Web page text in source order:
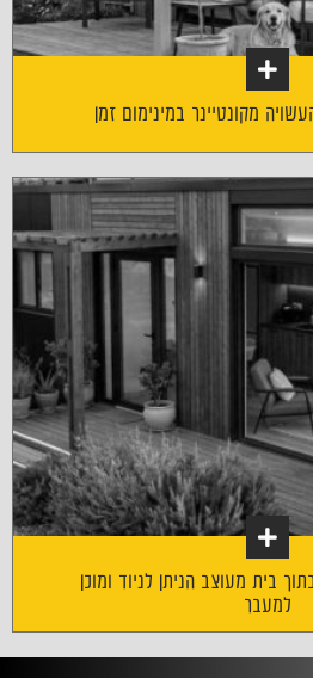
מקונטיינר במינימום זמן
בית מעוצב הניתן לניוד ומוכן
למעבר